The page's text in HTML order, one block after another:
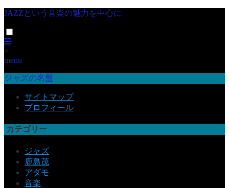
JAZZという音楽の魅力を中心に
×
menu
ジャズの名盤
サイトマップ
プロフィール
カテゴリー
ジャズ
鹿島茂
アダモ
音楽